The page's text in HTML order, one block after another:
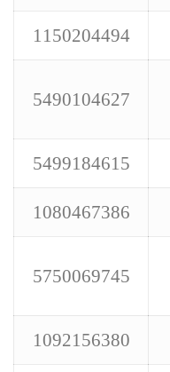
1150204494
5490104627
5499184615
1080467386
5750069745
1092156380